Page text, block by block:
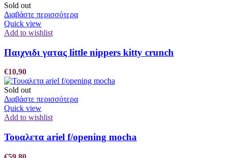
Sold out
Διαβάστε περισσότερα
Quick view
Add to wishlist
Παιχνιδι γατας little nippers kitty crunch
€10,90
Sold out
Διαβάστε περισσότερα
Quick view
Add to wishlist
Τουαλετα ariel f/opening mocha